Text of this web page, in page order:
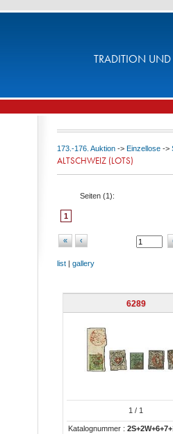
TRADITION UND
173.-176. Auktion -> Einzellose ->
ALTSCHWEIZ (LOTS)
Seiten (1):
1
« ‹
list | gallery
6289
1 / 1
Katalognummer :